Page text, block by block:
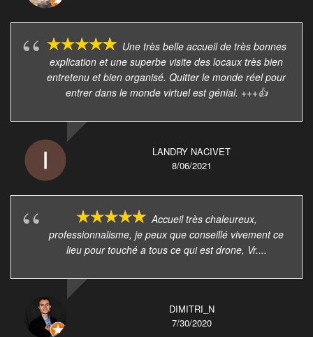
Une très belle accueil de très bonnes
explication et une superbe visite des locaux très bien
entretenu et bien organisé. Quitter le monde réel pour
entrer dans le monde virtuel est génial. +++👍
LANDRY NACIVET
8/06/2021
Accueil très chaleureux,
professionnalisme, je peux que conseillé vivement ce
lieu pour touché a tous ce qui est drone, Vr....
DIMITRI_N
7/30/2020